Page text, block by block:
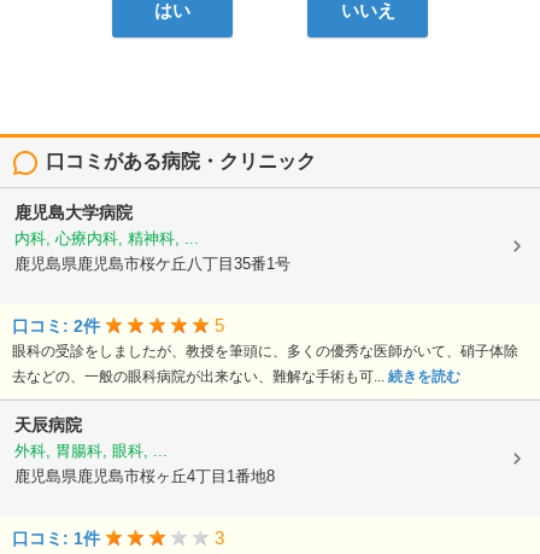
はい いいえ
口コミがある病院・クリニック
鹿児島大学病院
内科, 心療内科, 精神科, ...
鹿児島県鹿児島市桜ケ丘八丁目35番1号
口コミ: 2件 5
眼科の受診をしましたが、教授を筆頭に、多くの優秀な医師がいて、硝子体除
去などの、一般の眼科病院が出来ない、難解な手術も可... 続きを読む
天辰病院
外科, 胃腸科, 眼科, ...
鹿児島県鹿児島市桜ヶ丘4丁目1番地8
口コミ: 1件 3